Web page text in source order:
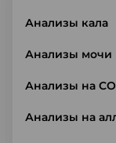
Анализы кала
Анализы мочи
Анализы на
Анализы на